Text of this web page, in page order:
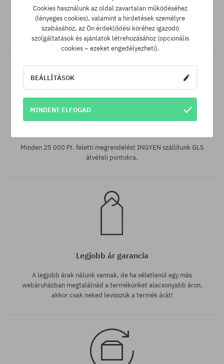
Elérhető méretek:
SuperClub hűségprogramunknak köszönhetően minden olyan
vásárlás után, amire nem jár kedvezmény, a számládon a
vásárlás összegétől függően akár a végösszeg 12%-át jóváírjuk!
Minden 25 000 Ft. feletti megrendelést INGYEN szállítunk GLS
átvételi pontokra.
Legjobb ár garancia
A legjobb árak nálunk vannak, de ha véletlenül egy más
webáruházban megtalálnád a termékünket alacsonyabb áron,
akkor csak neked levisszük a termék árát!
Cookies használunk az oldal zavartalan működéséhez
(lényeges cookies), valamint a hirdetések személyre
szabásához, az Ön érdeklődési köréhez igazodó
szolgáltatások és ajánlatok létrehozásához (opcionális
cookies – ezeket engedélyezheti).
BEÁLLÍTÁSOK
MINDENT ELFOGAD